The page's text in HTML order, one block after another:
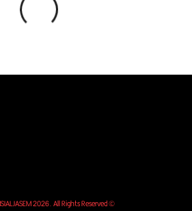
© MAHER HOMSIALJASEM 2026. All Rights Reserved